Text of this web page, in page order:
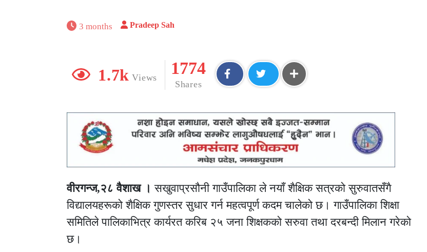
3 months Pradeep Sah
1.7k Views
1774
Shares
वीरगन्ज,२८ वैशाख । सखुवाप्रसौनी गाउँपालिका ले नयाँ शैक्षिक सत्रको सुरुवातसँगै
विद्यालयहरूको शैक्षिक गुणस्तर सुधार गर्न महत्वपूर्ण कदम चालेको छ। गाउँपालिका शिक्षा
समितिले पालिकाभित्र कार्यरत करिब २५ जना शिक्षकको सरुवा तथा दरबन्दी मिलान गरेको
छ।